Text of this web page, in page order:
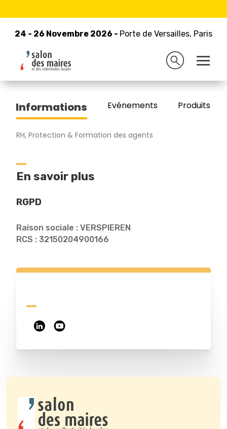
24 - 26 Novembre 2026 - Porte de Versailles, Paris
24 - 26 Novembre 2026 - Porte de Versailles, Paris
Retour à la liste des exposants
VERSPIEREN
Informations Evénements Produits/
RH, Protection & Formation des agents
En savoir plus
RGPD
Raison sociale : VERSPIEREN
RCS : 32150204900166